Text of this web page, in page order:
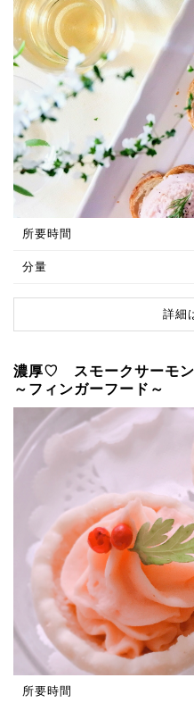
所要時間
分量
詳細
濃厚♡ スモークサーモン
～フィンガーフード～
所要時間